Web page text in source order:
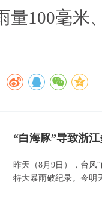
量100毫米
“白海豚”导致浙
昨天（8月9日），台风
特大暴雨破纪录。今明